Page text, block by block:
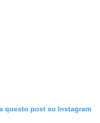
questo post su Instagram